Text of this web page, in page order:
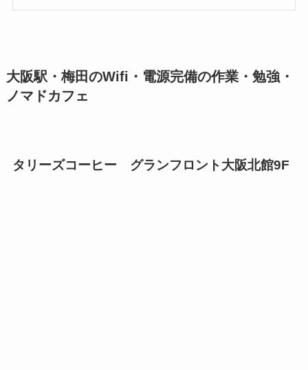
大阪駅・梅田のWifi・電源完備の作業・勉強・
ノマドカフェ
タリーズコーヒー グランフロント大阪北館9F